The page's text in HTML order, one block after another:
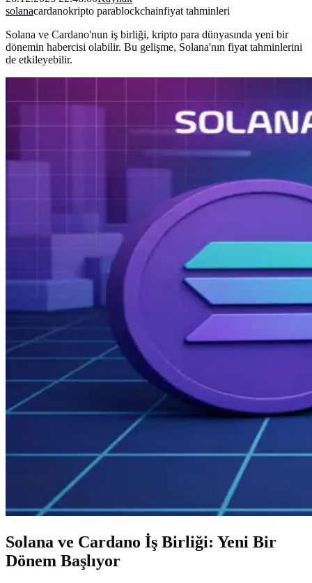
solanacardanokripto parablockchainfiyat tahminleri
Solana ve Cardano'nun iş birliği, kripto para dünyasında yeni bir
dönemin habercisi olabilir. Bu gelişme, Solana'nın fiyat tahminlerini
de etkileyebilir.
Solana ve Cardano İş Birliği: Yeni Bir
Dönem Başlıyor